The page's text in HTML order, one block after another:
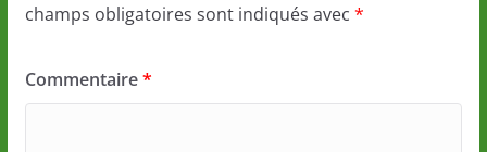
champs obligatoires sont indiqués avec *
Commentaire*